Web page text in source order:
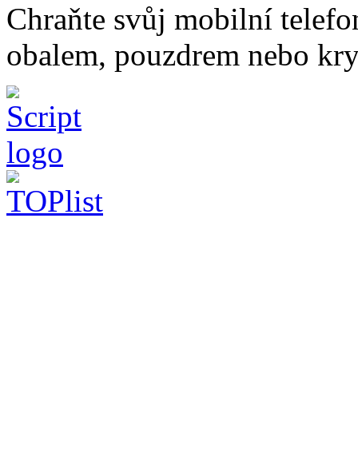
Chraňte svůj mobilní
obalem, pouzdrem nebo